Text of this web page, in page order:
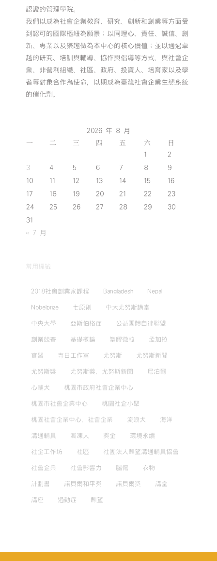
認證的管理學院。
我們以成為社會企業教育、研究、創新和創業等方面受
到認可的國際樞紐為願景；以同理心、責任、誠信、創
新、專業以及樂趣做為本中心的核心價值；並以通過卓
越的研究、培訓與輔導、協作與倡導等方式，與社會企
業、非營利組織、社區、政府、投資人、培育家以及學
者等對象合作為使命，以期成為臺灣社會企業生態系統
的催化劑。
2026 年 8 月
一 二 三 四 五 六 日
1
2
3
4 5 6 7 8
9
10
11 12 13 14 15
16
17
18 19 20 21 22
23
24
25 26 27 28 29
30
31
« 7 月
常用標籤
2018社會創業家課程 Bangladesh Nepal
Nobelprize 七原則 中大尤努斯講堂
中央大學 亞斯伯格症 公益團體自律聯盟
創業競賽 基礎概論 塑膠微粒 孟加拉
實習 寺日工作室 尤努斯 尤努斯新聞
尤努斯獎 尤努斯獎，尤努斯新聞 尼泊爾
心輔犬 桃園市政府社會企業中心
桃園市社會企業中心 桃園社企小聚
桃園社會企業中心，社會企業 流浪犬 海洋
溝通輔具 漸凍人 獎金 環境永續
社企工作坊 社區 社團法人麒望溝通輔具協會
社會企業 社會影響力 腦傷 衣物
計劃書 諾貝爾和平獎 諾貝爾獎 講堂
講座 過動症 麒望